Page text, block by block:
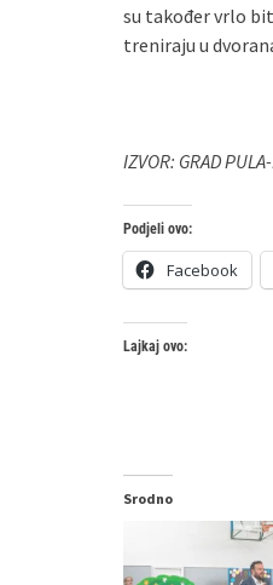
su također vrlo
treniraju u
IZVOR: GRAD
Podjeli ovo:
Facebook
Lajkaj ovo:
Srodno